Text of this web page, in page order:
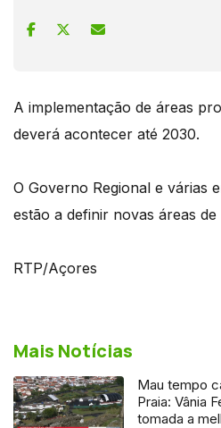
A implementação de áreas
deverá acontecer até 2030.
O Governo Regional e várias
estão a definir novas áreas
RTP/Açores
Mais Notícias
Mau tempo
Praia: Vânia
tomada a